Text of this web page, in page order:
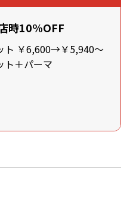
時10%OFF
ト ￥6,600→￥5,940～
ト＋パーマ